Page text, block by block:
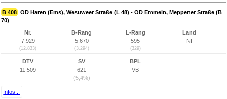
B 408 OD Haren (Ems), Wesuweer Straße (L 48) - OD Emmeln, Meppener Straße (B
70)
Nr.
7.929
(12.833)
B-Rang
5.670
(3.294)
L-Rang
595
(329)
Land
NI
DTV
11.509
SV
621
(5,4%)
BPL
VB
Infos...